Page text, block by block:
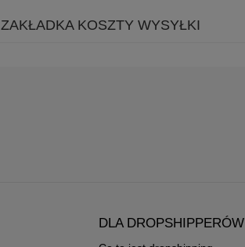
ZAKŁADKA KOSZTY WYSYŁKI
DLA DROPSHIPPERÓW